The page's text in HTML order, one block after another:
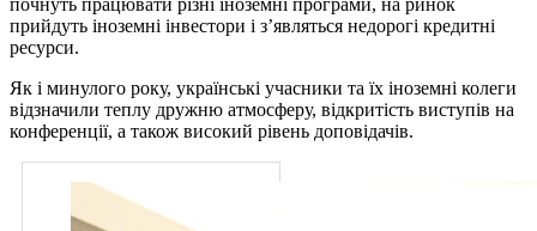
прийдуть іноземні інвестори і з’являться недорогі кредитні
ресурси.
Як і минулого року, українські учасники та їх іноземні колеги
відзначили теплу дружню атмосферу, відкритість виступів на
конференції, а також високий рівень доповідачів.